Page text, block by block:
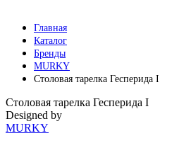
Главная
Каталог
Бренды
MURKY
Столовая тарелка Гесперида I
Столовая тарелка Гесперида I
Designed by
MURKY